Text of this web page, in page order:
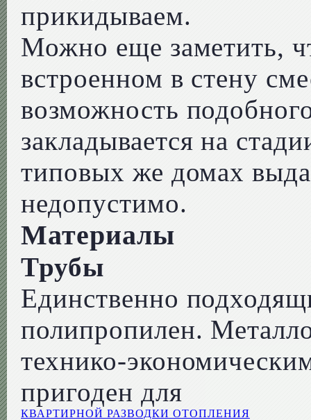
прикидываем.
Можно еще заметить,
встроенном в стену
возможность
закладывается на
типовых же домах
недопустимо.
Материалы
Трубы
Единственно
полипропилен.
технико-
пригоден для
КВАРТИРНОЙ РАЗВОДКИ ОТОПЛЕНИЯ